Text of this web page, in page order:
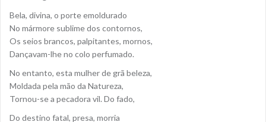
Bela, divina, o porte emoldurado
No mármore sublime dos contornos,
Os seios brancos, palpitantes, mornos,
Dançavam-lhe no colo perfumado.
No entanto, esta mulher de grã beleza,
Moldada pela mão da Natureza,
Tornou-se a pecadora vil. Do fado,
Do destino fatal, presa, morria